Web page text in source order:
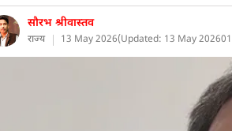
सौरभ श्रीवास्तव
राज्य 13 May 2026(Updated: 13 May 2026